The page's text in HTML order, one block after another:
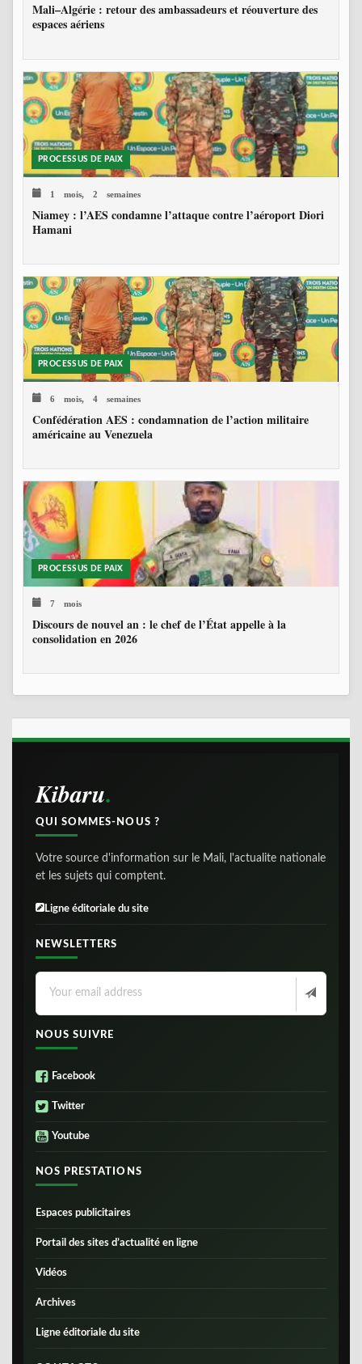
Mali–Algérie : retour des ambassadeurs et réouverture des
espaces aériens
PROCESSUS DE PAIX
1 mois, 2 semaines
Niamey : l’AES condamne l’attaque contre l’aéroport Diori
Hamani
PROCESSUS DE PAIX
6 mois, 4 semaines
Confédération AES : condamnation de l’action militaire
américaine au Venezuela
PROCESSUS DE PAIX
7 mois
Discours de nouvel an : le chef de l’État appelle à la
consolidation en 2026
Kibaru
QUI SOMMES-NOUS ?
Votre source d'information sur le Mali, l'actualite nationale
et les sujets qui comptent.
Ligne éditoriale du site
NEWSLETTERS
NOUS SUIVRE
Facebook
Twitter
Youtube
NOS PRESTATIONS
Espaces publicitaires
Portail des sites d’actualité en ligne
Vidéos
Archives
Ligne éditoriale du site